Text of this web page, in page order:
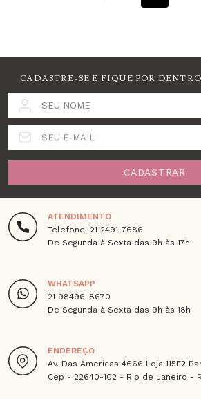
CADASTRE-SE E FIQUE POR
SEU NOME
SEU E-MAIL
CADASTRAR
ATENDIMENTO
Telefone: 21 2491-7686
De Segunda à Sexta das 9h às 17h
WHATSAPP
21 98496-8670
De Segunda à Sexta das 9h às 18h
ENDEREÇO
Av. Das Americas 4666 Loja 115E2
Cep - 22640-102 - Rio de Janeiro -